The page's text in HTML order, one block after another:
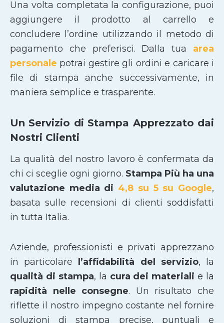
Una volta completata la configurazione, puoi
aggiungere il prodotto al carrello e
concludere l’ordine utilizzando il metodo di
pagamento che preferisci. Dalla tua area
personale potrai gestire gli ordini e caricare i
file di stampa anche successivamente, in
maniera semplice e trasparente.
Un Servizio di Stampa Apprezzato dai
Nostri Clienti
La qualità del nostro lavoro è confermata da
chi ci sceglie ogni giorno. Stampa Più ha una
valutazione media di 4,8 su 5 su Google,
basata sulle recensioni di clienti soddisfatti
in tutta Italia.
Aziende, professionisti e privati apprezzano
in particolare l’affidabilità del servizio, la
qualità di stampa, la cura dei materiali e la
rapidità nelle consegne. Un risultato che
riflette il nostro impegno costante nel fornire
soluzioni di stampa precise, puntuali e